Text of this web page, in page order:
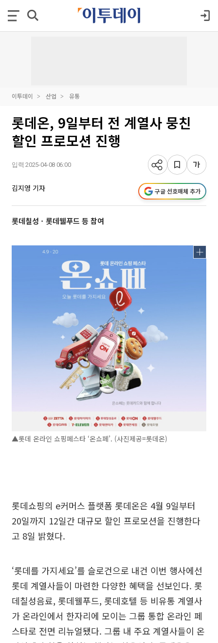
이투데이 산업 유통
롯데온, 9일부터 전 계열사 뭉친
할인 프로모션 진행
입력 2025-04-08 06:00
김지영 기자 구글 선호매체 추가
롯데칠성ㆍ롯데웰푸드 등 참여
▲롯데 온라인 쇼핑페스타 ‘온쇼페’. (사진제공=롯데온)
롯데쇼핑의 e커머스 플랫폼 롯데온은 4월 9일부터
20일까지 12일간 대규모 할인 프로모션을 진행한다
고 8일 밝혔다.
‘롯데를 가지세요’를 슬로건으로 내건 이번 행사에선
롯데 계열사들이 마련한 다양한 혜택을 선보인다. 롯
데칠성음료, 롯데웰푸드, 롯데호텔 등 비유통 계열사
가 온라인에서 한자리에 모이는 그룹 통합 온라인 페
스타로 전면 리뉴얼됐다. 그룹 내 주요 계열사들이 온